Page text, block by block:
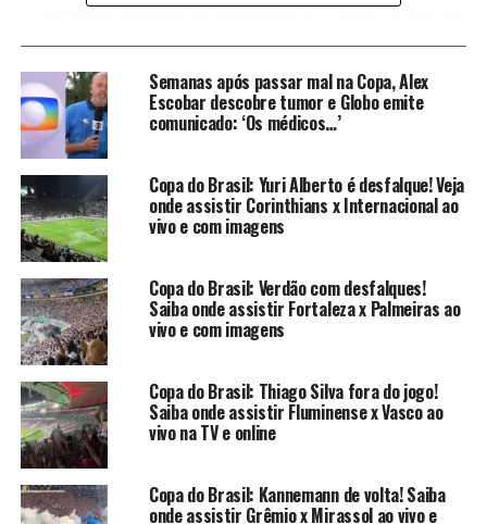
O embarque ocorreu no Aeroporto do Galeão, no Rio de
Janeiro, com destino aNova Jersey, cidade que servirá
como base da equipe durante a disputa da Copa do
Mundo de 2026.
O que torna essa aeronave
diferente?
O principal diferencial do avião está na sua configuração
interna. A aeronave conta com apenas
todos na categoriaclasse executiva, garantindo mais
conforto durante as cerca de 10 horas de voo.
Segundo a entidade, a exigência por uma cabine
totalmente executiva foi determinante para a
contratação da aeronave, algo que não está disponível
atualmente na frota da companhia
seleção. Veja detalhes da aeronave no vídeo divulgado
pelocanal Mochilando na Aviação:
Semanas após passar mal na Copa, Alex
Escobar descobre tumor e Globo emite
comunicado: ‘Os médicos…’
Copa do Brasil: Yuri Alberto é desfalque! Veja
onde assistir Corinthians x Internacional ao
vivo e com imagens
Copa do Brasil: Verdão com desfalques!
Saiba onde assistir Fortaleza x Palmeiras ao
vivo e com imagens
Copa do Brasil: Thiago Silva fora do jogo!
Saiba onde assistir Fluminense x Vasco ao
vivo na TV e online
Copa do Brasil: Kannemann de volta! Saiba
onde assistir Grêmio x Mirassol ao vivo e